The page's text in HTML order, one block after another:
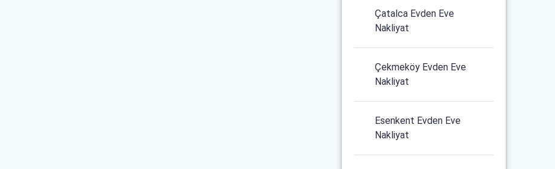
Çatalca Evden Eve
Nakliyat
Çekmeköy Evden Eve
Nakliyat
Esenkent Evden Eve
Nakliyat